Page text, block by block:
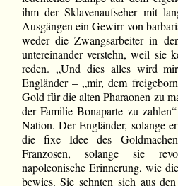
ihm der Sklavenaufseher mit
Ausgängen ein Gewirr von
weder die Zwangsarbeiter in
untereinander verstehn, weil sie
reden. „Und dies alles wird
Engländer – „mir, dem
Gold für die alten Pharaonen zu
der Familie Bonaparte zu
Nation. Der Engländer, solange
die fixe Idee des
Franzosen, solange sie
napoleonische Erinnerung, wie
bewies. Sie sehnten sich aus